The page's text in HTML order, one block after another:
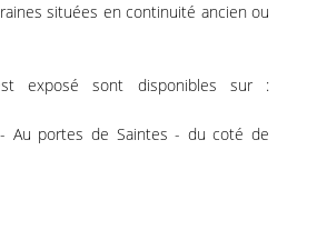
situées en continuité ancien ou
exposé sont disponibles sur :
- Au portes de Saintes - du coté de